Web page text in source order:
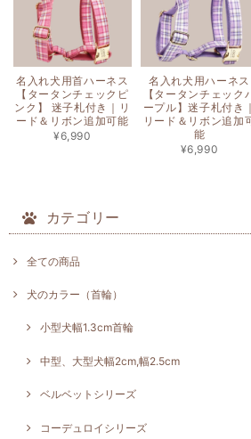
名入れ犬用首ハーネス
【タータンチェックピ
ンク】 迷子札付き｜リ
ード＆リボン追加可能
¥6,990
名入れ犬用ハーネス
【タータンチェック
ープル】迷子札付き｜
リード＆リボン追加
能
¥6,990
カテゴリー
全ての商品
犬のカラー（首輪）
小型犬幅1.3cm首輪
中型、大型犬幅2cm,幅2.5cm
ベルベットシリーズ
コーデュロイシリーズ